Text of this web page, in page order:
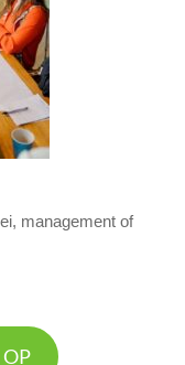
management of